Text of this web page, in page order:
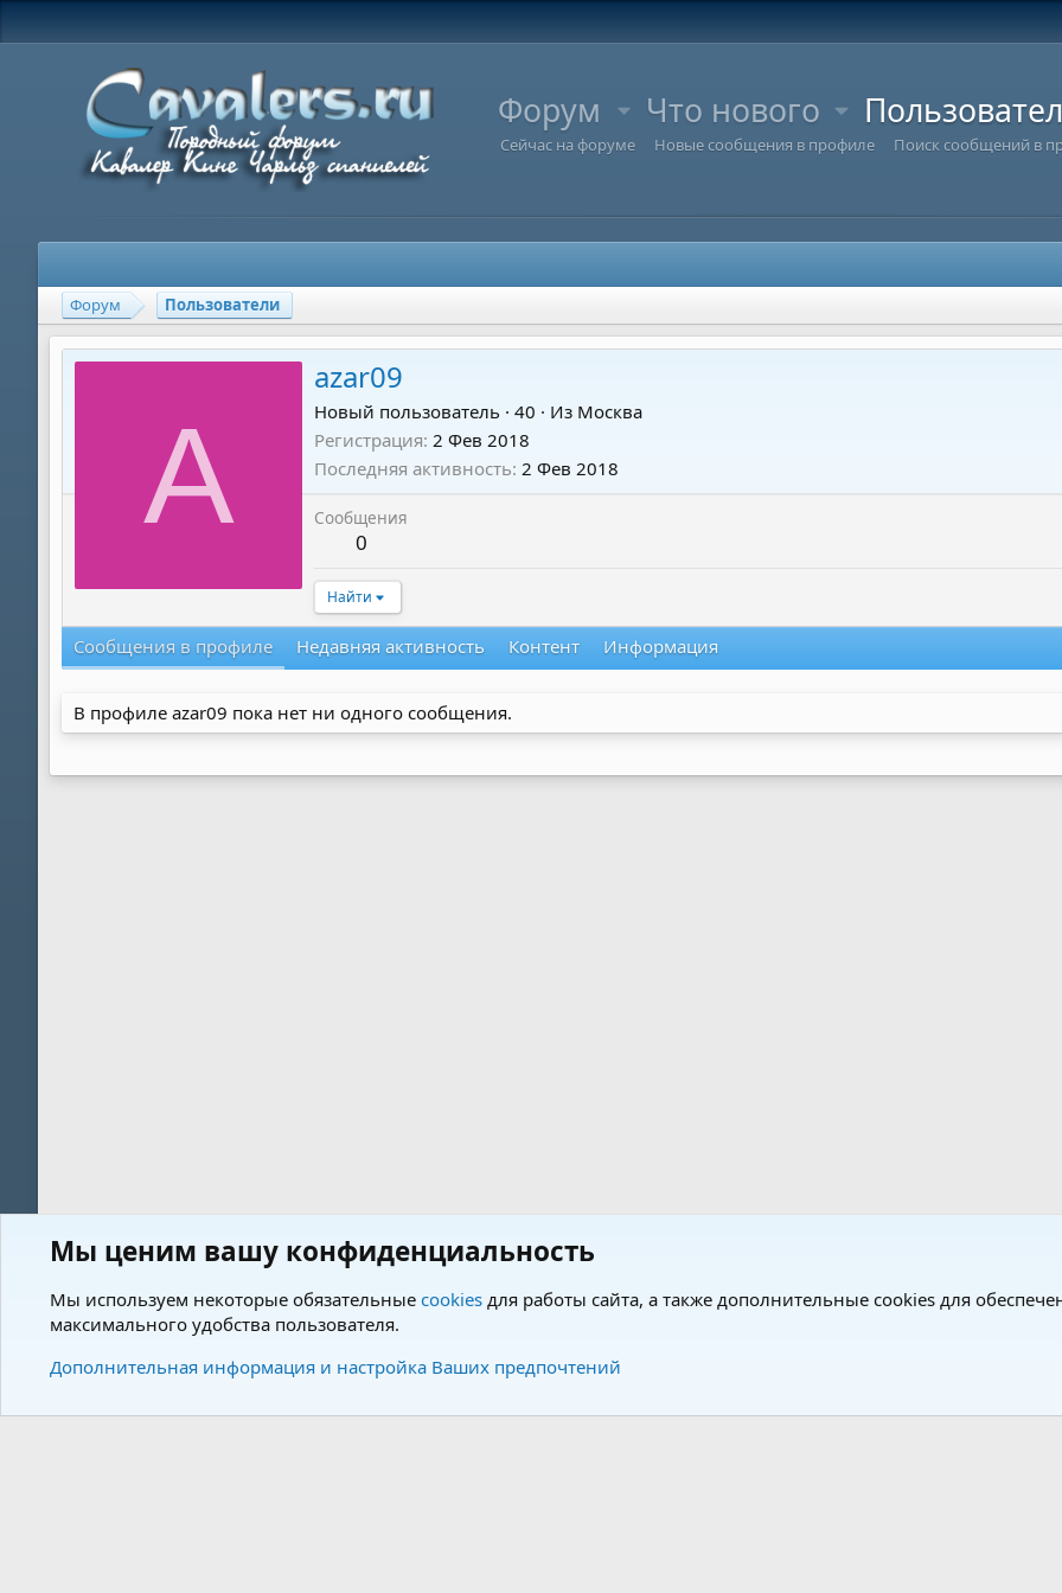
Форум Что нового
Сейчас на форуме Новые сообщения в профиле Поиск сообщений в
Форум Пользователи
A
azar09
Новый пользователь · 40 · Из Москва
Регистрация 2 Фев 2018
Последняя активность 2 Фев 2018
Сообщения
0
Найти
Сообщения в профиле Недавняя активность Контент Информация
В профиле azar09 пока нет ни одного сообщения.
Мы ценим вашу конфиденциальность
Мы используем некоторые обязательные cookies для работы сайта, а также дополнительные cookies для
максимального удобства пользователя.
Дополнительная информация и настройка Ваших предпочтений